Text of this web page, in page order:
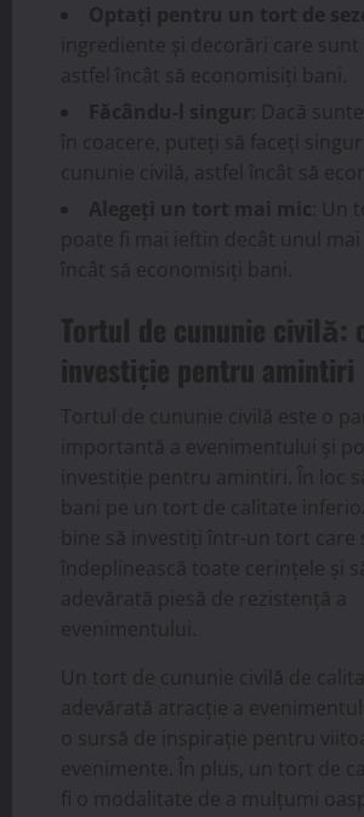
Optați pentru un tort de
ingrediente și decorări care sunt
astfel încât să economisiți bani.
Făcându-l singur : Dacă
în coacere, puteți să faceți
cununie civilă, astfel încât să
Alegeți un tort mai mic : Un
poate fi mai ieftin decât unul mai
încât să economisiți bani.
Tortul de cununie civilă:
investiție pentru amintiri
Tortul de cununie civilă este o
importantă a evenimentului și
investiție pentru amintiri. În loc
bani pe un tort de calitate
bine să investiți într-un tort care
îndeplinească toate cerințele și
adevărată piesă de rezistență a
evenimentului.
Un tort de cununie civilă de
adevărată atracție a
o sursă de inspirație pentru
evenimente. În plus, un tort de
fi o modalitate de a mulțumi